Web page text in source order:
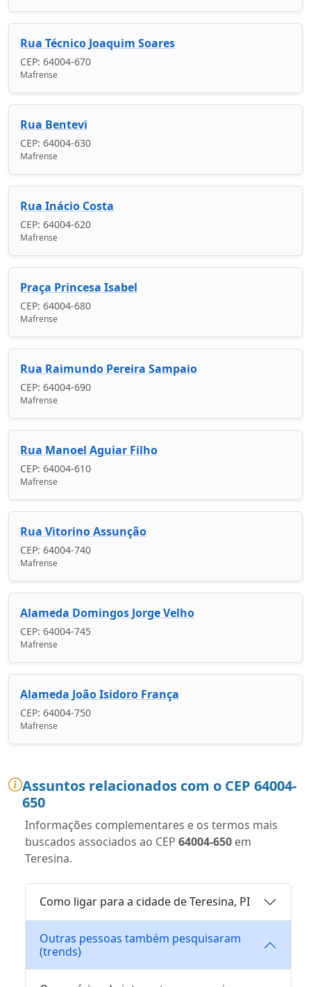
Rua Técnico Joaquim Soares
CEP: 64004-670
Mafrense
Rua Bentevi
CEP: 64004-630
Mafrense
Rua Inácio Costa
CEP: 64004-620
Mafrense
Praça Princesa Isabel
CEP: 64004-680
Mafrense
Rua Raimundo Pereira Sampaio
CEP: 64004-690
Mafrense
Rua Manoel Aguiar Filho
CEP: 64004-610
Mafrense
Rua Vitorino Assunção
CEP: 64004-740
Mafrense
Alameda Domingos Jorge Velho
CEP: 64004-745
Mafrense
Alameda João Isidoro França
CEP: 64004-750
Mafrense
Assuntos relacionados com o CEP 64004-
650
Informações complementares e os termos mais
buscados associados ao CEP 64004-650 em
Teresina.
Como ligar para a cidade de Teresina, PI
Outras pessoas também pesquisaram
(trends)